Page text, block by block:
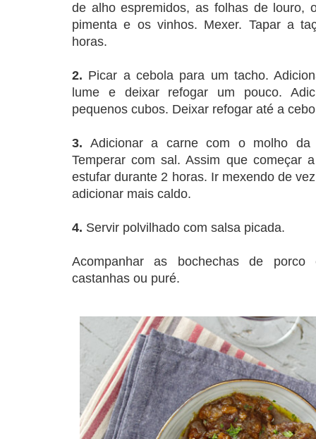
de alho espremidos, as folhas de louro,
pimenta e os vinhos. Mexer. Tapar a
horas.
2. Picar a cebola para um tacho.
lume e deixar refogar um pouco.
pequenos cubos. Deixar refogar até a
3. Adicionar a carne com o molho da
Temperar com sal. Assim que começar
estufar durante 2 horas. Ir mexendo de
adicionar mais caldo.
4. Servir polvilhado com salsa picada.
Acompanhar as bochechas de porco
castanhas ou puré.